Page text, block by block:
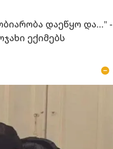
დაეწყო და..." -
ექიმებს